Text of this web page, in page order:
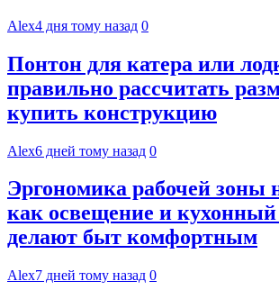
Alex4 дня тому назад 0
Понтон для катера или
правильно рассчитать
купить конструкцию
Alex6 дней тому назад 0
Эргономика рабочей зоны
как освещение и кухонный
делают быт комфортным
Alex7 дней тому назад 0